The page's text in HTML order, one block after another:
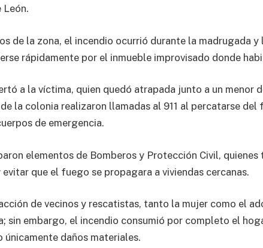
León.
de la zona, el incendio ocurrió durante la madrugada y
rápidamente por el inmueble improvisado donde
a la víctima, quien quedó atrapada junto a un menor
la colonia realizaron llamadas al 911 al percatarse del
de emergencia.
elementos de Bomberos y Protección Civil, quienes
que el fuego se propagara a viviendas cercanas.
de vecinos y rescatistas, tanto la mujer como el
sin embargo, el incendio consumió por completo el
únicamente daños materiales.